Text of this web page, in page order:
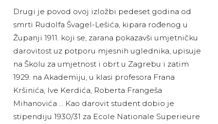
Drugi je povod ovoj izložbi pedeset godina od
smrti Rudolfa Švagel-Lešića, kipara rođenog u
Županji 1911. koji se, zarana pokazavši umjetničku
darovitost uz potporu mjesnih uglednika, upisuje
na Školu za umjetnost i obrt u Zagrebu i zatim
1929. na Akademiju, u klasi profesora Frana
Kršinića, Ive Kerdića, Roberta Frangeša
Mihanovića … Kao darovit student dobio je
stipendiju 1930/31 za Ecole Nationale Superieure